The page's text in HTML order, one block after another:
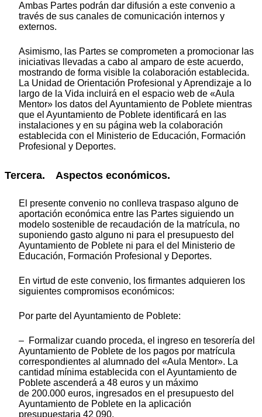
Ambas Partes podrán dar difusión a este convenio a
través de sus canales de comunicación internos y
externos.
Asimismo, las Partes se comprometen a promocionar las
iniciativas llevadas a cabo al amparo de este acuerdo,
mostrando de forma visible la colaboración establecida.
La Unidad de Orientación Profesional y Aprendizaje a lo
largo de la Vida incluirá en el espacio web de «Aula
Mentor» los datos del Ayuntamiento de Poblete mientras
que el Ayuntamiento de Poblete identificará en las
instalaciones y en su página web la colaboración
establecida con el Ministerio de Educación, Formación
Profesional y Deportes.
Tercera. Aspectos económicos.
El presente convenio no conlleva traspaso alguno de
aportación económica entre las Partes siguiendo un
modelo sostenible de recaudación de la matrícula, no
suponiendo gasto alguno ni para el presupuesto del
Ayuntamiento de Poblete ni para el del Ministerio de
Educación, Formación Profesional y Deportes.
En virtud de este convenio, los firmantes adquieren los
siguientes compromisos económicos:
Por parte del Ayuntamiento de Poblete:
– Formalizar cuando proceda, el ingreso en tesorería del
Ayuntamiento de Poblete de los pagos por matrícula
correspondientes al alumnado del «Aula Mentor». La
cantidad mínima establecida con el Ayuntamiento de
Poblete ascenderá a 48 euros y un máximo
de 200.000 euros, ingresados en el presupuesto del
Ayuntamiento de Poblete en la aplicación
presupuestaria 42 090.